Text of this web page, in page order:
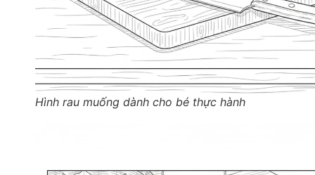
Hình rau muống dành cho bé thực hành